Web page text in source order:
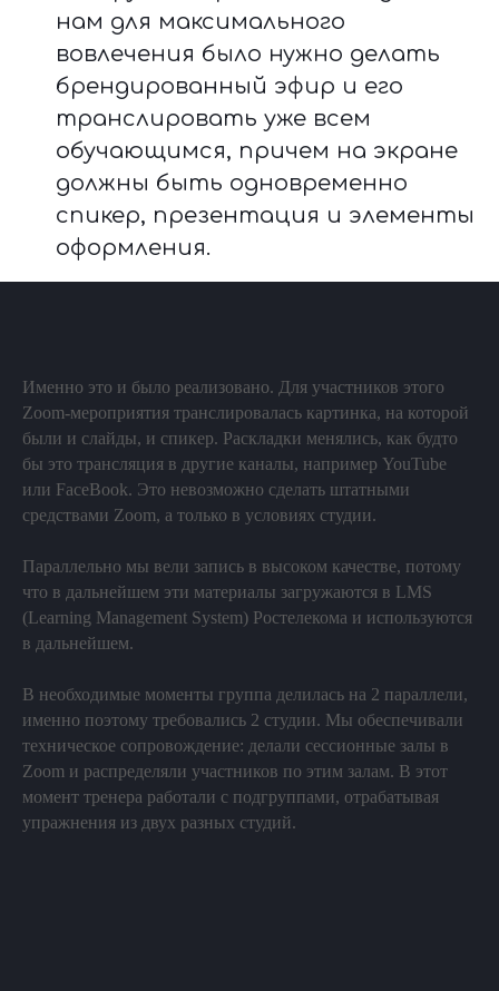
нам для максимального
вовлечения было нужно делать
брендированный эфир и его
транслировать уже всем
обучающимся, причем на экране
должны быть одновременно
спикер, презентация и элементы
оформления.
Именно это и было реализовано. Для участников этого
Zoom-мероприятия транслировалась картинка, на которой
были и слайды, и спикер. Раскладки менялись, как будто
бы это трансляция в другие каналы, например YouTube
или FaceBook. Это невозможно сделать штатными
средствами Zoom, а только в условиях студии.
Параллельно мы вели запись в высоком качестве, потому
что в дальнейшем эти материалы загружаются в LMS
(Learning Management System) Ростелекома и используются
в дальнейшем.
В необходимые моменты группа делилась на 2 параллели,
именно поэтому требовались 2 студии. Мы обеспечивали
техническое сопровождение: делали сессионные залы в
Zoom и распределяли участников по этим залам. В этот
момент тренера работали с подгруппами, отрабатывая
упражнения из двух разных студий.